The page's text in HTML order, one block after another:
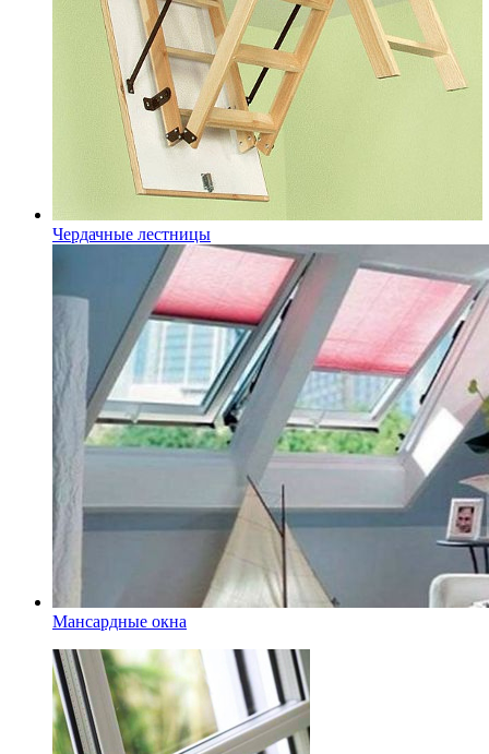
Чердачные лестницы
Мансардные окна